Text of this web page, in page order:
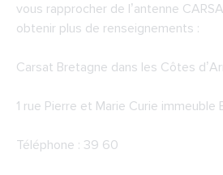
vous rapprocher de l’antenne
obtenir plus de renseignements :
Carsat Bretagne dans les Côtes
1 rue Pierre et Marie Curie immeuble
Téléphone : 39 60